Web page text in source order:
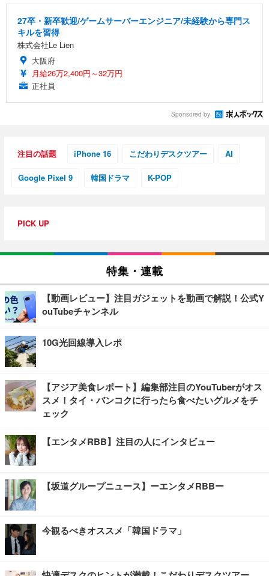
27卒・新卒歓迎/ゲームサーバーエンジニア/未経験から専門ス
キルを習得
株式会社Le Lien
大阪府
月給26万2,400円～32万円
正社員
Sponsored by
注目の話題 iPhone 16 こだわりデスクツアー AI
Google Pixel 9 韓国ドラマ K-POP
PICK UP
特集・連載
【動画レビュー】注目ガジェットを動画で解説！公式Y
ouTubeチャンネル
10G光回線導入レポ
【アジア美食レポート】編集部注目のYouTuberがオス
スメ！タイ・バンコクに行ったら食べたいグルメをチ
ェック
【エンタメRBB】注目の人にインタビュー
【坂道グループニュース】ーエンタメRBBー
今観るべきオススメ「韓国ドラマ」